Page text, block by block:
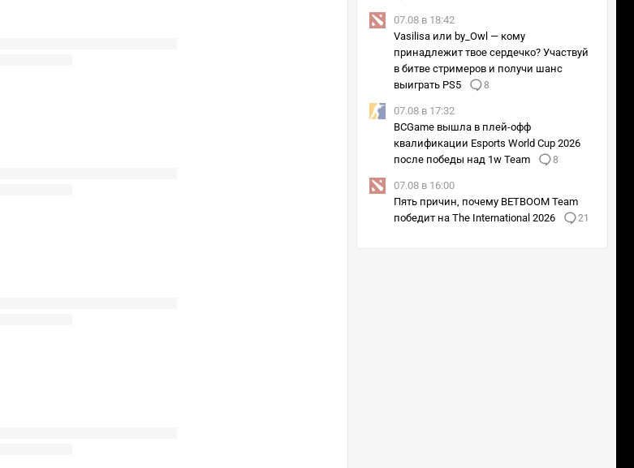
07.08 в 18:42
Vasilisa или by_Owl — кому
принадлежит твое сердечко? Участвуй
в битве стримеров и получи шанс
выиграть PS5
8
07.08 в 17:32
BCGame вышла в плей-офф
квалификации Esports World Cup 2026
после победы над 1w Team
8
07.08 в 16:00
Пять причин, почему BETBOOM Team
победит на The International 2026
21